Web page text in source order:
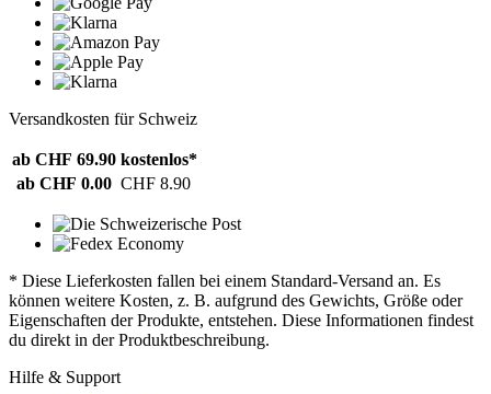
Versandkosten für Schweiz
ab CHF 69.90 kostenlos*
ab CHF 0.00 CHF 8.90
* Diese Lieferkosten fallen bei einem Standard-Versand an. Es
können weitere Kosten, z. B. aufgrund des Gewichts, Größe oder
Eigenschaften der Produkte, entstehen. Diese Informationen findest
du direkt in der Produktbeschreibung.
Hilfe & Support